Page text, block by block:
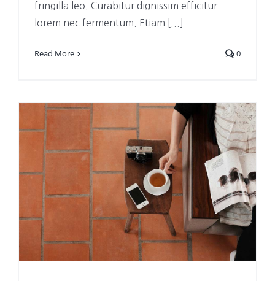
fringilla leo. Curabitur dignissim efficitur
lorem nec fermentum. Etiam [...]
Read More 0